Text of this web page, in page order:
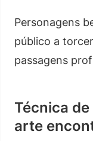
Personagens
público a
passagens
Técnica
arte